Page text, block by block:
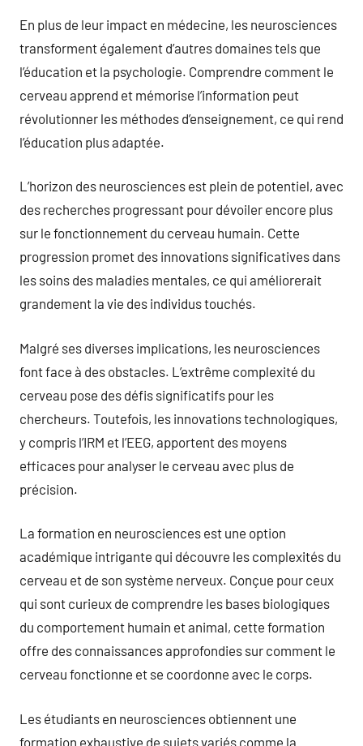
En plus de leur impact en médecine, les neurosciences
transforment également d’autres domaines tels que
l’éducation et la psychologie. Comprendre comment le
cerveau apprend et mémorise l’information peut
révolutionner les méthodes d’enseignement, ce qui rend
l’éducation plus adaptée.
L’horizon des neurosciences est plein de potentiel, avec
des recherches progressant pour dévoiler encore plus
sur le fonctionnement du cerveau humain. Cette
progression promet des innovations significatives dans
les soins des maladies mentales, ce qui améliorerait
grandement la vie des individus touchés.
Malgré ses diverses implications, les neurosciences
font face à des obstacles. L’extrême complexité du
cerveau pose des défis significatifs pour les
chercheurs. Toutefois, les innovations technologiques,
y compris l’IRM et l’EEG, apportent des moyens
efficaces pour analyser le cerveau avec plus de
précision.
La formation en neurosciences est une option
académique intrigante qui découvre les complexités du
cerveau et de son système nerveux. Conçue pour ceux
qui sont curieux de comprendre les bases biologiques
du comportement humain et animal, cette formation
offre des connaissances approfondies sur comment le
cerveau fonctionne et se coordonne avec le corps.
Les étudiants en neurosciences obtiennent une
formation exhaustive de sujets variés comme la